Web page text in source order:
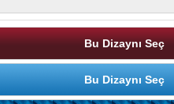
Bu Dizaynı Seç
Bu Dizaynı Seç